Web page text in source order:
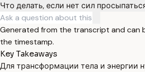
Что делать, если нет сил
Generated from the transcript and can
the timestamp.
Key Takeaways
Для трансформации тела и энергии